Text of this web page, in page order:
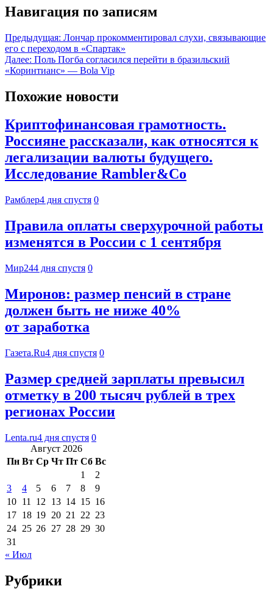
Навигация по записям
Предыдущая: Лончар прокомментировал слухи, связывающие
его с переходом в «Спартак»
Далее: Поль Погба согласился перейти в бразильский
«Коринтианс» — Bola Vip
Похожие новости
Криптофинансовая грамотность.
Россияне рассказали, как относятся к
легализации валюты будущего.
Исследование Rambler&Co
Рамблер4 дня спустя 0
Правила оплаты сверхурочной работы
изменятся в России с 1 сентября
Мир244 дня спустя 0
Миронов: размер пенсий в стране
должен быть не ниже 40%
от заработка
Газета.Ru4 дня спустя 0
Размер средней зарплаты превысил
отметку в 200 тысяч рублей в трех
регионах России
Lenta.ru4 дня спустя 0
Август 2026
Пн Вт Ср Чт Пт Сб Вс
1
2
3
4 5 6 7 8
9
10 11 12 13 14 15 16
17 18 19 20 21 22 23
24 25 26 27 28 29 30
31
« Июл
Рубрики